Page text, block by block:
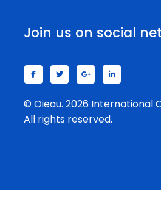
Join us on social
© Oieau. 2026 International
All rights reserved.